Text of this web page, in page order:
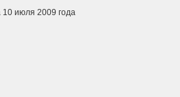
10 июля 2009 года